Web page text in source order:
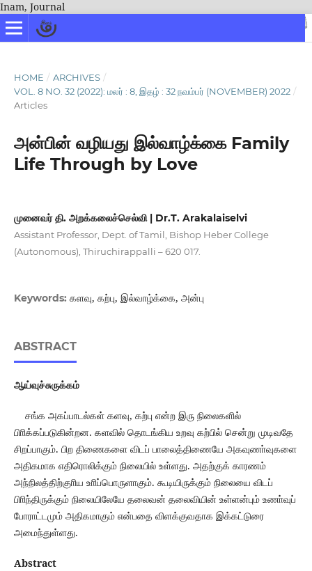
Inam, Journal
HOME / ARCHIVES /
VOL. 8 NO. 32 (2022): மலர் : 8, இதழ் : 32 நவம்பர் (NOVEMBER) 2022 /
Articles
அன்பின் வழியது இல்வாழ்க்கை Family
Life Through by Love
முனைவர் தி. அறக்கலைச்செல்வி | Dr.T. Arakalaiselvi
Assistant Professor, Dept. of Tamil, Bishop Heber College
(Autonomous), Thiruchirappalli – 620 017.
Keywords: களவு, கற்பு, இல்வாழ்க்கை, அன்பு
ABSTRACT
ஆய்வுச்சுருக்கம்
சங்க அகப்பாடல்கள் களவு, கற்பு என்ற இரு நிலைகளில்
பிாிக்கப்படுகின்றன. களவில் தொடங்கிய உறவு கற்பில் சென்று முடிவதே
சிறப்பாகும். பிற திணைகளை விடப் பாலைத்திணையே அகவுணா்வுகளை
அதிகமாக எதிரொலிக்கும் நிலையில் உள்ளது. அதற்குக் காரணம்
அந்நிலத்திற்குாிய உாிப்பொருளாகும். கூடியிருக்கும் நிலையை விடப்
பிாிந்திருக்கும் நிலையிலேயே தலைவன் தலைவியின் உள்ளன்பும் உணா்வுப்
போராட்டமும் அதிகமாகும் என்பதை விளக்குவதாக இக்கட்டுரை
அமைந்துள்ளது.
Abstract